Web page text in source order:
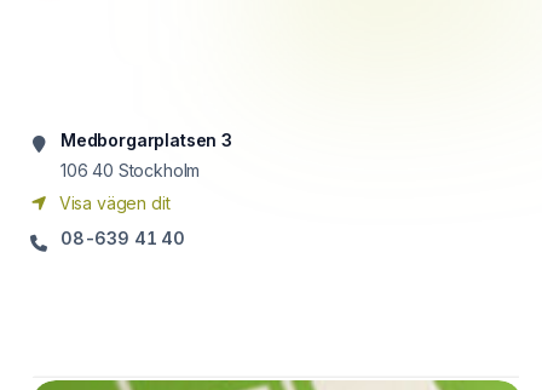
Medborgarplatsen 3
106 40 Stockholm
Visa vägen dit
08-639 41 40